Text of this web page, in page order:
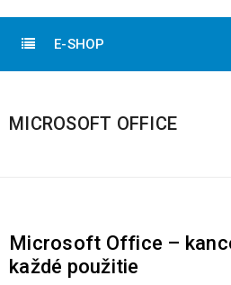
E-SHOP
MICROSOFT OFFICE
Microsoft Office –
každé použitie